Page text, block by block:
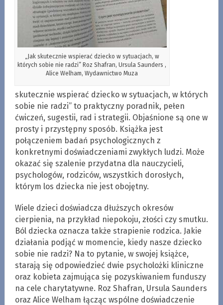
„Jak skutecznie wspierać dziecko w sytuacjach, w
których sobie nie radzi” Roz Shafran, Ursula Saunders ,
Alice Welham, Wydawnictwo Muza
skutecznie wspierać dziecko w sytuacjach, w których
sobie nie radzi” to praktyczny poradnik, pełen
ćwiczeń, sugestii, rad i strategii. Objaśnione są one w
prosty i przystępny sposób. Książka jest
połączeniem badań psychologicznych z
konkretnymi doświadczeniami zwykłych ludzi. Może
okazać się szalenie przydatna dla nauczycieli,
psychologów, rodziców, wszystkich dorosłych,
którym los dziecka nie jest obojętny.
Wiele dzieci doświadcza dłuższych okresów
cierpienia, na przykład niepokoju, złości czy smutku.
Ból dziecka oznacza także strapienie rodzica. Jakie
działania podjąć w momencie, kiedy nasze dziecko
sobie nie radzi? Na to pytanie, w swojej książce,
starają się odpowiedzieć dwie psycholożki kliniczne
oraz kobieta zajmująca się pozyskiwaniem funduszy
na cele charytatywne. Roz Shafran, Ursula Saunders
oraz Alice Welham łącząc wspólne doświadczenie